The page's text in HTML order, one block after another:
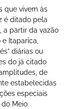
que vivem às
é ditado pela
a partir da vazão
Itaparica,
diárias ou
do já citado
de
estabelecidas
especiais
Meio